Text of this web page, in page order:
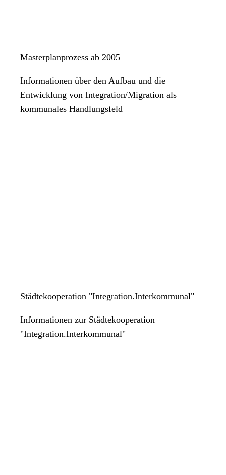
Masterplanprozess ab 2005
Informationen über den Aufbau und die
Entwicklung von Integration/Migration als
kommunales Handlungsfeld
Städtekooperation "Integration.Interkommunal"
Informationen zur Städtekooperation
"Integration.Interkommunal"